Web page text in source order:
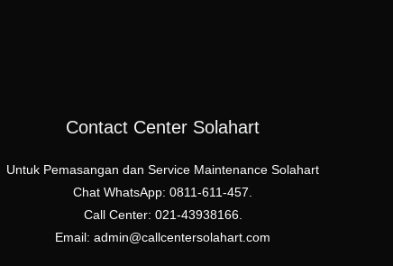
Contact Center Solahart
Untuk Pemasangan dan Service Maintenance Solahart
Chat WhatsApp: 0811-611-457.
Call Center: 021-43938166.
Email: admin@callcentersolahart.com